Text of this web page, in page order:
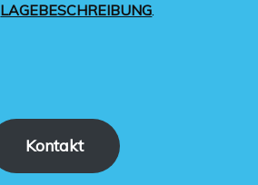
LAGEBESCHREIBUNG.
Kontakt